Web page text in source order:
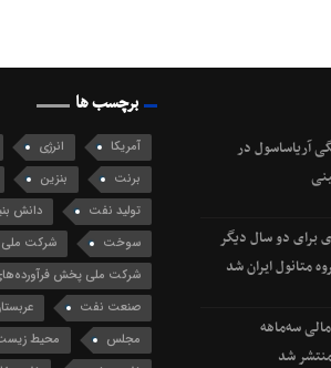
متانول ایران شد
منتشر شد
برچسب ها
آمریکا انرژی
برنت
بنزین
تولید نفت
دانش
سوخت
شرکت ملی
شرکت ملی پخش
صنعت نفت
مجلس
محیط
نفت برنت
نفت